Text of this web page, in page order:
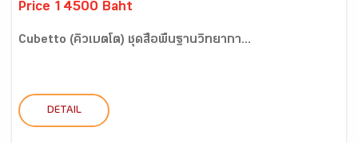
Price 14500 Baht
Cubetto (คิวเบตโต) ชุดสื่อพื้นฐานวิทยากา...
DETAIL